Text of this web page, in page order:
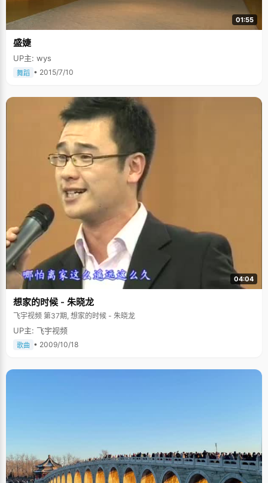
01:55
盛婕
UP主: wys
舞蹈 • 2015/7/10
04:04
想家的时候 - 朱晓龙
飞宇视频 第37期, 想家的时候 - 朱晓龙
UP主: 飞宇视频
歌曲 • 2009/10/18